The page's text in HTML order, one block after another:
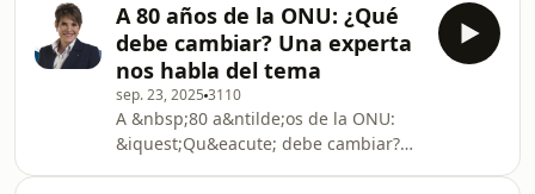
A 80 años de la ONU: ¿Qué
debe cambiar? Una experta
nos habla del tema
sep. 23, 2025 3110
A &nbsp;80 a&ntilde;os de la ONU:
&iquest;Qu&eacute; debe cambiar?